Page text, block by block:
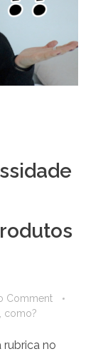
Comment
como?
rubrica no